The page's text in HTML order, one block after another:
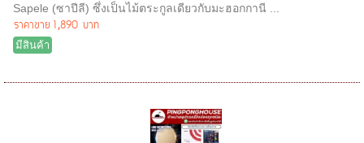
Sapele (ซาปีลี) ซึ่งเป็นไม้ตระกูลเดียวกับมะฮอกกานี ...
ราคาขาย 1,890 บาท
มีสินค้า